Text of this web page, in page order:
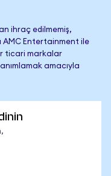
ihraç edilmemiş,
AMC Entertainment ile
ticari markalar
amacıyla